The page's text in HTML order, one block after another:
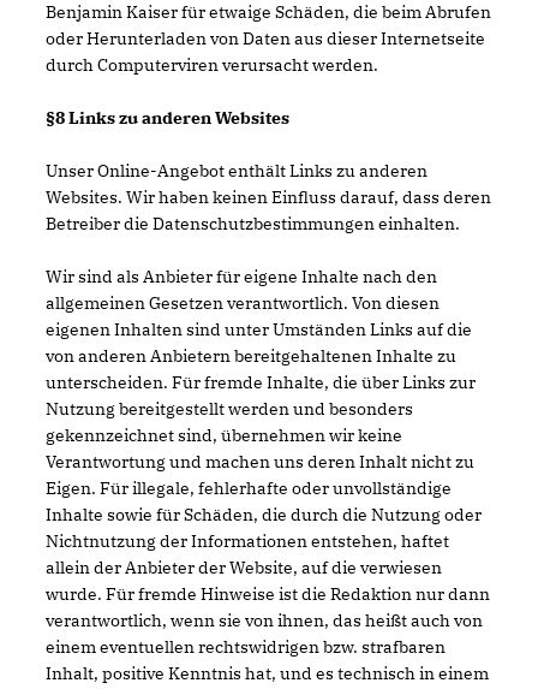
Benjamin Kaiser für etwaige Schäden, die beim Abrufen
oder Herunterladen von Daten aus dieser Internetseite
durch Computerviren verursacht werden.
§8 Links zu anderen Websites
Unser Online-Angebot enthält Links zu anderen
Websites. Wir haben keinen Einfluss darauf, dass deren
Betreiber die Datenschutzbestimmungen einhalten.
Wir sind als Anbieter für eigene Inhalte nach den
allgemeinen Gesetzen verantwortlich. Von diesen
eigenen Inhalten sind unter Umständen Links auf die
von anderen Anbietern bereitgehaltenen Inhalte zu
unterscheiden. Für fremde Inhalte, die über Links zur
Nutzung bereitgestellt werden und besonders
gekennzeichnet sind, übernehmen wir keine
Verantwortung und machen uns deren Inhalt nicht zu
Eigen. Für illegale, fehlerhafte oder unvollständige
Inhalte sowie für Schäden, die durch die Nutzung oder
Nichtnutzung der Informationen entstehen, haftet
allein der Anbieter der Website, auf die verwiesen
wurde. Für fremde Hinweise ist die Redaktion nur dann
verantwortlich, wenn sie von ihnen, das heißt auch von
einem eventuellen rechtswidrigen bzw. strafbaren
Inhalt, positive Kenntnis hat, und es technisch in einem